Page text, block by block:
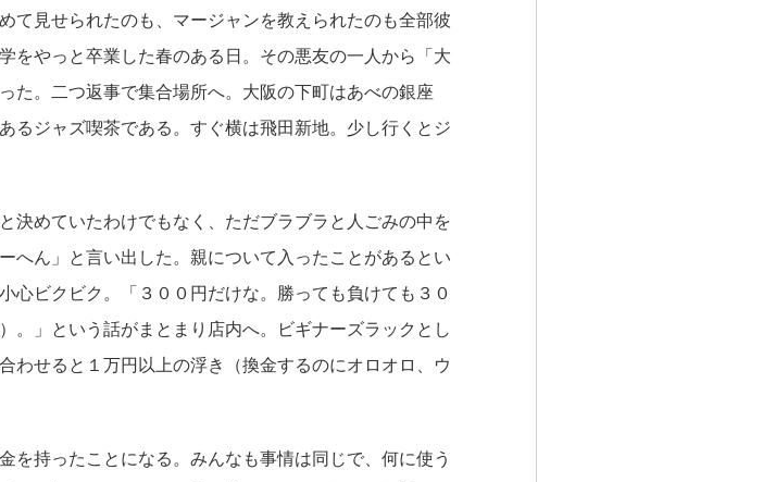
て見せられたのも、マージャンを教えられたのも全部彼
やっと卒業した春のある日。その悪友の一人から「大
た。二つ返事で集合場所へ。大阪の下町はあべの銀座
るジャズ喫茶である。すぐ横は飛田新地。少し行くとジ
めていたわけでもなく、ただブラブラと人ごみの中を
へん」と言い出した。親について入ったことがあるとい
心ビクビク。「３００円だけな。勝っても負けても３０
。」という話がまとまり店内へ。ビギナーズラックとし
わせると１万円以上の浮き（換金するのにオロオロ、ウ
持ったことになる。みんなも事情は同じで、何に使う